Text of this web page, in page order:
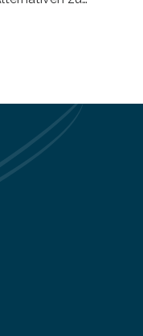
Ressourcen
Institut für
im Potsdam
im Bereich
auf der K